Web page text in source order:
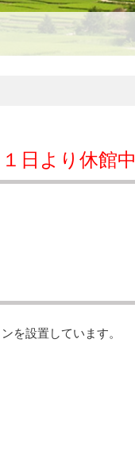
日より休館中
を設置しています。